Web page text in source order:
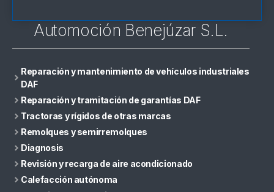
Automoción Benejúzar S.L.
Reparación y mantenimiento de vehículos industriales
DAF
Reparación y tramitación de garantías DAF
Tractoras y rígidos de otras marcas
Remolques y semirremolques
Diagnosis
Revisión y recarga de aire acondicionado
Calefacción autónoma